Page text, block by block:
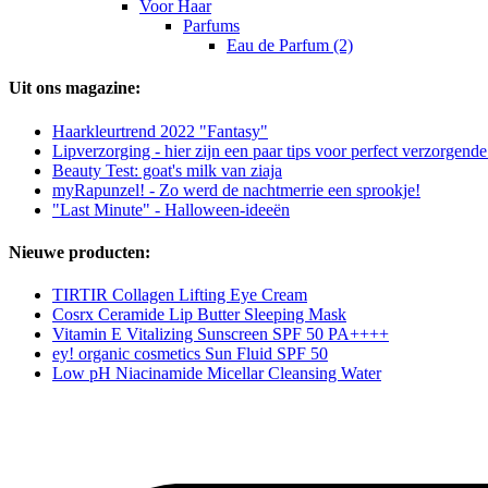
Voor Haar
Parfums
Eau de Parfum (2)
Uit ons magazine:
Haarkleurtrend 2022 "Fantasy"
Lipverzorging - hier zijn een paar tips voor perfect
Beauty Test: goat's milk van ziaja
myRapunzel! - Zo werd de nachtmerrie een sprookje!
"Last Minute" - Halloween-ideeën
Nieuwe producten:
TIRTIR Collagen Lifting Eye Cream
Cosrx Ceramide Lip Butter Sleeping Mask
Vitamin E Vitalizing Sunscreen SPF 50 PA++++
ey! organic cosmetics Sun Fluid SPF 50
Low pH Niacinamide Micellar Cleansing Water